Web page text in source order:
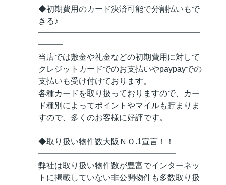
◆初期費用のカード決済可能で分割払いもで
きる♪
━━━━━━━━━━━━━━━━━━━━
━━━
当店では敷金や礼金などの初期費用に対して
クレジットカードでのお支払いやpaypayでの
支払いも受け付けております。
各種カードを取り扱っておりますので、カー
ド種別によってポイントやマイルも貯まりま
すので、多くのお客様に好評です。
◆取り扱い物件数大阪ＮＯ.1宣言！！
━━━━━━━━━━━━━━━━━
弊社は取り扱い物件数が豊富でインターネッ
トに掲載していない非公開物件も多数取り扱